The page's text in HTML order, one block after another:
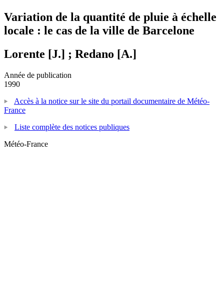
Variation de la quantité de pluie à échelle
locale : le cas de la ville de Barcelone
Lorente [J.] ; Redano [A.]
Année de publication
1990
Accès à la notice sur le site du portail documentaire de Météo-
France
Liste complète des notices publiques
Météo-France